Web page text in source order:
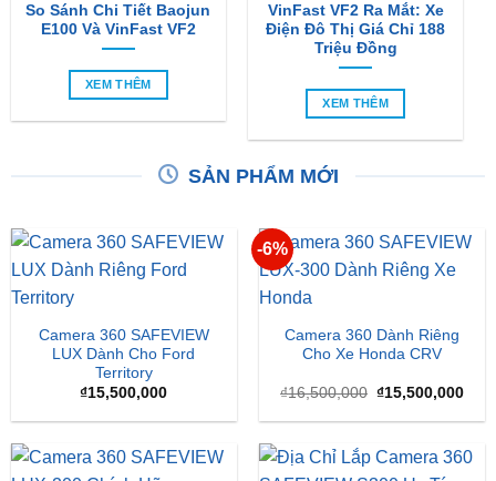
So Sánh Chi Tiết Baojun
E100 Và VinFast VF2
XEM THÊM
VinFast VF2 Ra Mắt: Xe
Điện Đô Thị Giá Chỉ 188
Triệu Đồng
XEM THÊM
SẢN PHẨM MỚI
Camera 360 SAFEVIEW
LUX Dành Cho Ford
Territory
₫15,500,000
-6%
Camera 360 Dành Riêng
Cho Xe Honda CRV
₫16,500,000 Giá
là:
₫15,500,000Giá
tại